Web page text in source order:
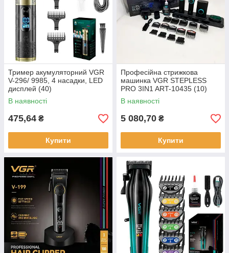
Тример акумуляторний VGR
V-296/ 9985, 4 насадки, LED
дисплей (40)
В наявності
475,64 ₴
Купити
Професійна стрижкова
машинка VGR STEPLESS
PRO 3IN1 ART-10435 (10)
В наявності
5 080,70 ₴
Купити